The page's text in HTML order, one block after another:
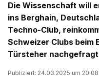
Die Wissenschaft will
ins Berghain,
Techno-Club,
Schweizer Clubs beim
Türsteher
Publiziert: 24.03.2025 um